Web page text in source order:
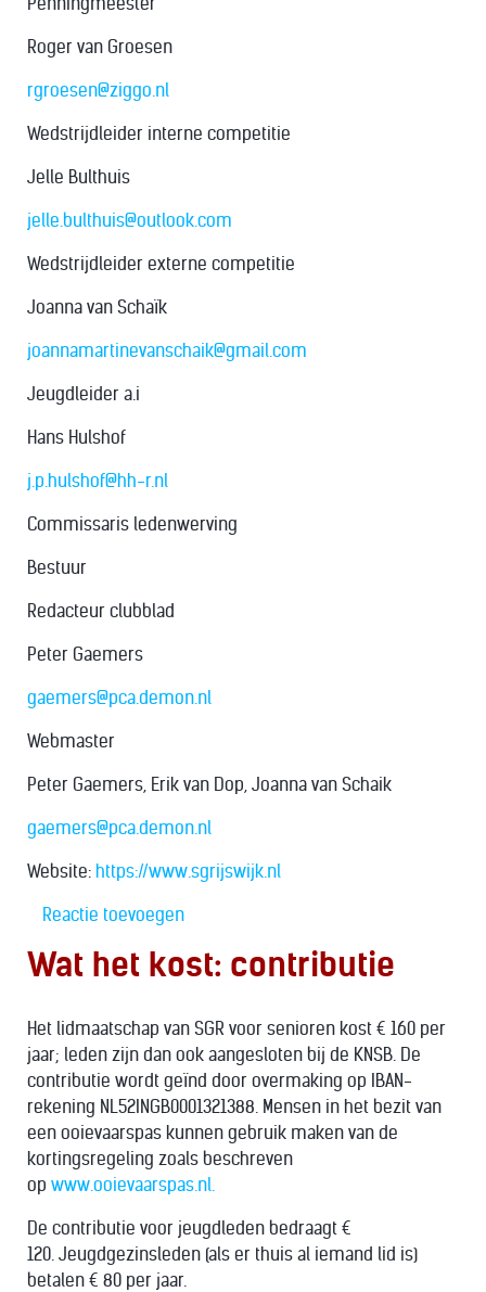
Roger van Groesen
rgroesen@ziggo.nl
Wedstrijdleider interne competitie
Jelle Bulthuis
jelle.bulthuis@outlook.com
Wedstrijdleider externe competitie
Joanna van Schaïk
joannamartinevanschaik@gmail.com
Jeugdleider a.i
Hans Hulshof
j.p.hulshof@hh-r.nl
Commissaris ledenwerving
Bestuur
Redacteur clubblad
Peter Gaemers
gaemers@pca.demon.nl
Webmaster
Peter Gaemers, Erik van Dop, Joanna van Schaik
gaemers@pca.demon.nl
Website: https://www.sgrijswijk.nl
Reactie toevoegen
Wat het kost: contributie
Het lidmaatschap van SGR voor senioren kost € 160 per
jaar; leden zijn dan ook aangesloten bij de KNSB. De
contributie wordt geïnd door overmaking op IBAN-
rekening NL52INGB0001321388. Mensen in het bezit van
een ooievaarspas kunnen gebruik maken van de
kortingsregeling zoals beschreven
op www.ooievaarspas.nl.
De contributie voor jeugdleden bedraagt €
120. Jeugdgezinsleden (als er thuis al iemand lid is)
betalen € 80 per jaar.